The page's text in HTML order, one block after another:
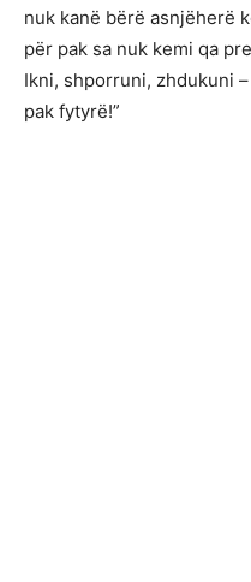
nuk kanë bërë asnjëherë
për pak sa nuk kemi qa
Ikni, shporruni, zhdukuni
pak fytyrë!”